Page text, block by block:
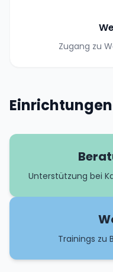
Zugang zu
Einrichtungen
Unterstützung bei
Trainings zu